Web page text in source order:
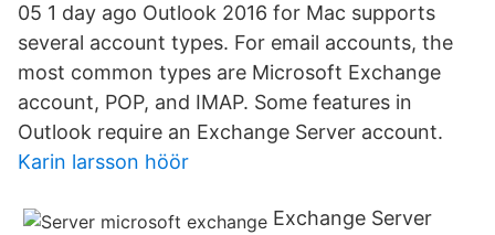
05 1 day ago Outlook 2016 for Mac supports
several account types. For email accounts, the
most common types are Microsoft Exchange
account, POP, and IMAP. Some features in
Outlook require an Exchange Server account.
Karin larsson höör
Exchange Server